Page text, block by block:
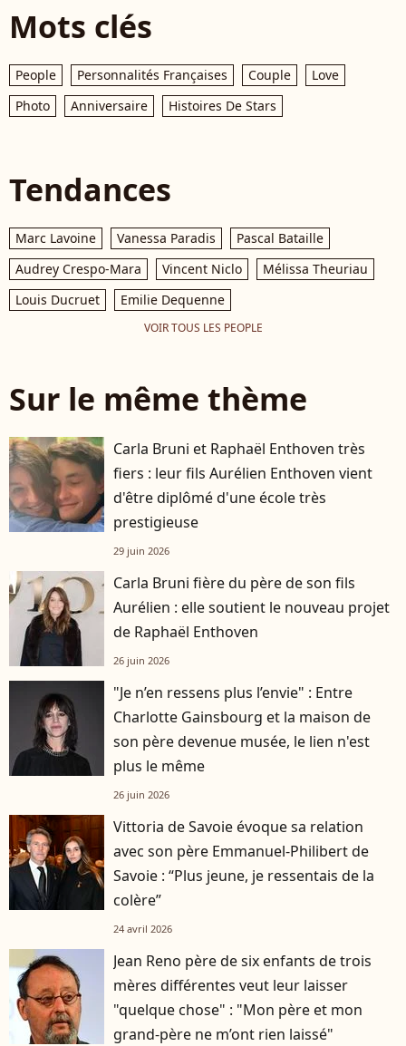
Mots clés
People Personnalités Françaises Couple
Love
Photo
Anniversaire Histoires De Stars
Tendances
Marc Lavoine Vanessa Paradis
Pascal Bataille
Audrey Crespo-Mara
Vincent Niclo
Mélissa Theuriau
Louis Ducruet
Emilie Dequenne
VOIR TOUS LES PEOPLE
Sur le même thème
Carla Bruni et Raphaël Enthoven très
fiers : leur fils Aurélien Enthoven vient
d'être diplômé d'une école très
prestigieuse
29 juin 2026
Carla Bruni fière du père de son fils
Aurélien : elle soutient le nouveau projet
de Raphaël Enthoven
26 juin 2026
"Je n’en ressens plus l’envie" : Entre
Charlotte Gainsbourg et la maison de
son père devenue musée, le lien n'est
plus le même
26 juin 2026
Vittoria de Savoie évoque sa relation
avec son père Emmanuel-Philibert de
Savoie : “Plus jeune, je ressentais de la
colère”
24 avril 2026
Jean Reno père de six enfants de trois
mères différentes veut leur laisser
"quelque chose" : "Mon père et mon
grand-père ne m’ont rien laissé"